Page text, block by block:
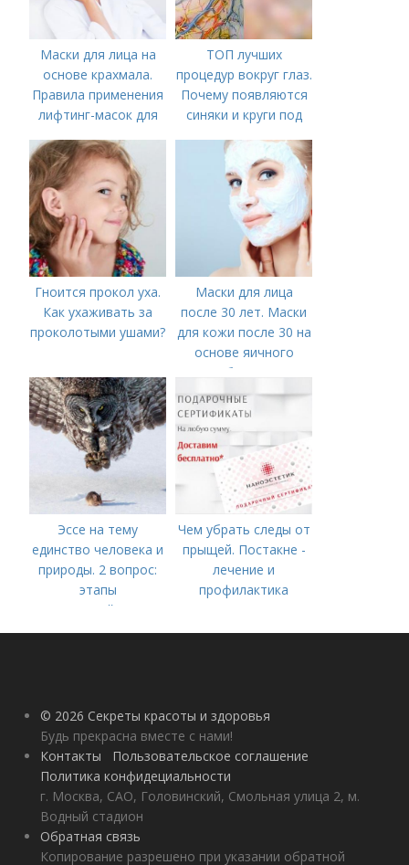
Маски для лица на
основе крахмала.
Правила применения
лифтинг-масок для
ТОП лучших
процедур вокруг глаз.
Почему появляются
синяки и круги под
Гноится прокол уха.
Как ухаживать за
проколотыми ушами?
Маски для лица
после 30 лет. Маски
для кожи после 30 на
основе яичного
белка
Эссе на тему
единство человека и
природы. 2 вопрос:
этапы
взаимодействия
природного и
Чем убрать следы от
прыщей. Постакне -
лечение и
профилактика
© 2026 Секреты красоты и здоровья
Будь прекрасна вместе с нами!
Контакты
Пользовательское соглашение
Политика конфидециальности
г. Москва, САО, Головинский, Смольная улица 2, м.
Водный стадион
Обратная связь
Копирование разрешено при указании обратной